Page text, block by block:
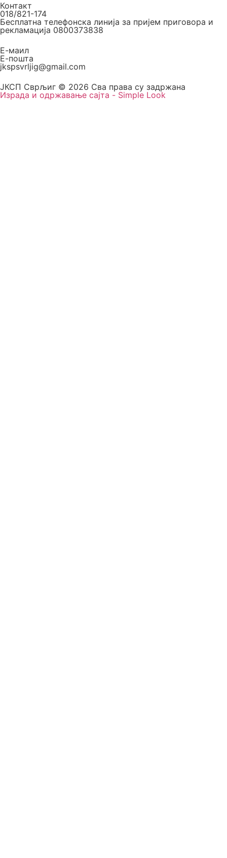
Контакт
018/821-174
Бесплатна телефонска линија за пријем приговора и
рекламација 0800373838
Е-маил
Е-пошта
jkspsvrljig@gmail.com
ЈКСП Сврљиг © 2026 Сва права су задржана
Израда и одржавање сајта - Simple Look